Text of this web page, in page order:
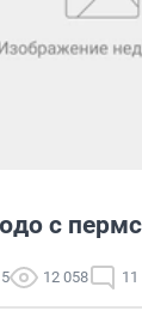
с
12 058 11